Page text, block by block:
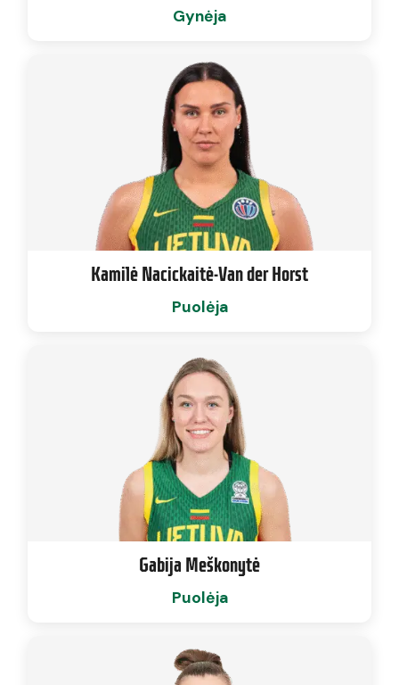
Gynėja
Kamilė Nacickaitė-Van der Horst
Puolėja
Gabija Meškonytė
Puolėja